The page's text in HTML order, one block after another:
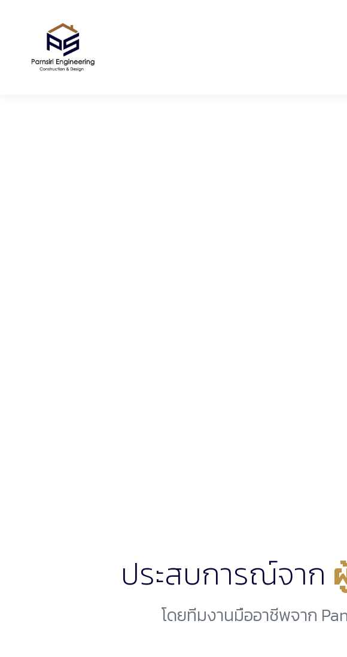
ประสบการณ์จาก
โดยทีมงานมืออาชีพจาก